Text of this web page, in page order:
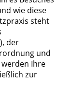
wie diese
steht
der
und
werden Ihre
zur